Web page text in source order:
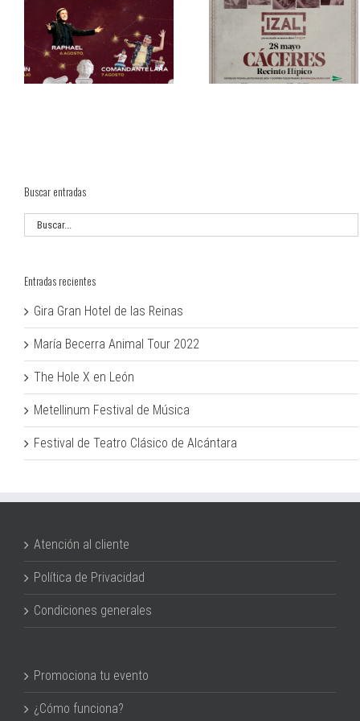
Izal en concierto en Cáceres
Buscar entradas
Entradas recientes
Gira Gran Hotel de las Reinas
María Becerra Animal Tour 2022
The Hole X en León
Metellinum Festival de Música
Festival de Teatro Clásico de Alcántara
Atención al cliente
Política de Privacidad
Condiciones generales
Promociona tu evento
¿Cómo funciona?